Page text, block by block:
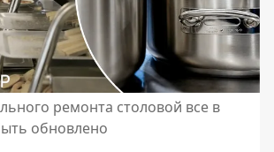
ремонта столовой все в
обновлено